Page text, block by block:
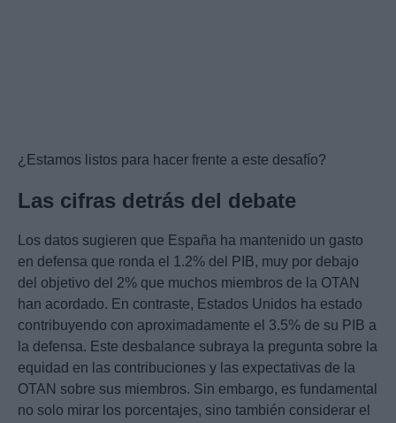
¿Estamos listos para hacer frente a este desafío?
Las cifras detrás del debate
Los datos sugieren que España ha mantenido un gasto
en defensa que ronda el 1.2% del PIB, muy por debajo
del objetivo del 2% que muchos miembros de la OTAN
han acordado. En contraste, Estados Unidos ha estado
contribuyendo con aproximadamente el 3.5% de su PIB a
la defensa. Este desbalance subraya la pregunta sobre la
equidad en las contribuciones y las expectativas de la
OTAN sobre sus miembros. Sin embargo, es fundamental
no solo mirar los porcentajes, sino también considerar el